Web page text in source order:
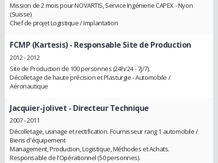
Mission de 2 mois pour NOVARTIS, Service Ingénierie CAPEX - Nyon
(Suisse)
Chef de projet Logistique / Implantation
FCMP (Kartesis)- Responsable Site de Production
2012 - 2012
Site de Production de 100 personnes (24h/24 - 7j/7).
Décolletage de haute précision et Plasturgie - Automobile /
Aéronautique
Jacquier-jolivet - Directeur Technique
2007 - 2011
Décolletage, usinage et rectification. Fournisseur rang 1 automobile /
Biens d'équipement
Management, Production, Logistique, Méthodes et Achats.
Responsable de l'Opérationnel (50 personnes).